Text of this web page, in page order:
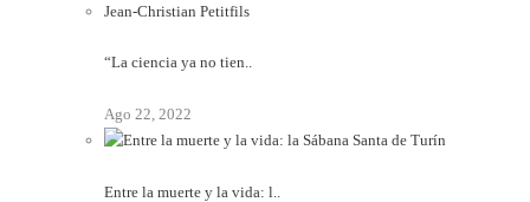
“La ciencia ya no tien..
Ago 22, 2022
Entre la muerte y la vida: l..